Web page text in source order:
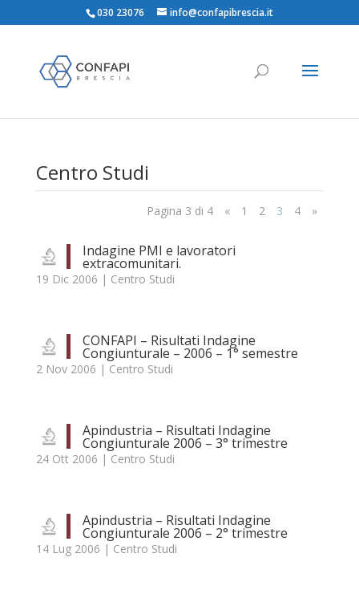
030 23076 info@confapibrescia.it
Centro Studi
Pagina 3 di 4 « 1 2 3 4 »
Indagine PMI e lavoratori
extracomunitari.
19 Dic 2006 | Centro Studi
CONFAPI – Risultati Indagine
Congiunturale – 2006 – 1° semestre
2 Nov 2006 | Centro Studi
Apindustria – Risultati Indagine
Congiunturale 2006 – 3° trimestre
24 Ott 2006 | Centro Studi
Apindustria – Risultati Indagine
Congiunturale 2006 – 2° trimestre
14 Lug 2006 | Centro Studi